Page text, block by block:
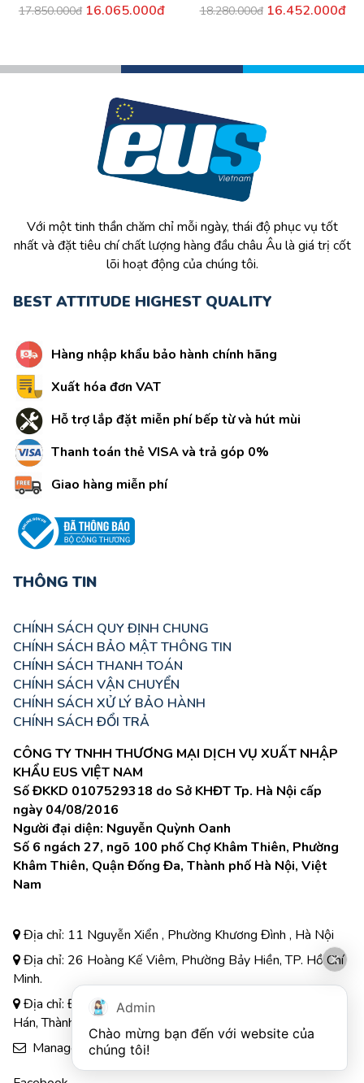
17.850.000đ 16.065.000đ 18.280.000đ 16.452.000đ
Với một tinh thần chăm chỉ mỗi ngày, thái độ phục vụ tốt
nhất và đặt tiêu chí chất lượng hàng đầu châu Âu là giá trị cốt
lõi hoạt động của chúng tôi.
BEST ATTITUDE HIGHEST QUALITY
Hàng nhập khẩu bảo hành chính hãng
Xuất hóa đơn VAT
Hỗ trợ lắp đặt miễn phí bếp từ và hút mùi
Thanh toán thẻ VISA và trả góp 0%
Giao hàng miễn phí
THÔNG TIN
CHÍNH SÁCH QUY ĐỊNH CHUNG
CHÍNH SÁCH BẢO MẬT THÔNG TIN
CHÍNH SÁCH THANH TOÁN
CHÍNH SÁCH VẬN CHUYỂN
CHÍNH SÁCH XỬ LÝ BẢO HÀNH
CHÍNH SÁCH ĐỔI TRẢ
CÔNG TY TNHH THƯƠNG MẠI DỊCH VỤ XUẤT NHẬP
KHẨU EUS VIỆT NAM
Số ĐKKD 0107529318 do Sở KHĐT Tp. Hà Nội cấp
ngày 04/08/2016
Người đại diện: Nguyễn Quỳnh Oanh
Số 6 ngách 27, ngõ 100 phố Chợ Khâm Thiên, Phường
Khâm Thiên, Quận Đống Đa, Thành phố Hà Nội, Việt
Nam
Địa chỉ: 11 Nguyễn Xiển , Phường Khương Đình , Hà Nội
Địa chỉ: 26 Hoàng Kế Viêm, Phường Bảy Hiền, TP. Hồ Chí
Minh.
Địa chỉ: Đường A3, Tiểu khu đô thị số 17, Phường Pom
Hán, Thành phố Lào Cai
Manager.eus@gmail.com
Admin
Chào mừng bạn đến với website của
chúng tôi!